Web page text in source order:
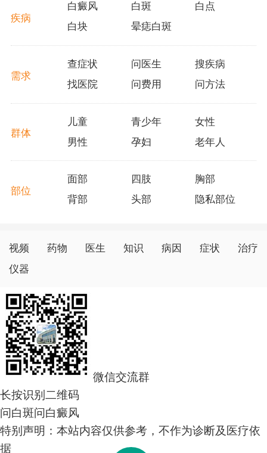
者可以通过合理饮食、适量运动、保持良好的睡眠和心情
舒畅等方法，增强自身免疫力，提高对疾病的抵抗能力。
3. 注意个人卫生
个人卫生对于预防和控制白点癫风病情的发展至关重
要。患者应保持身体清洁，勤换内衣内裤，避免共用毛
通过以上措施，患者可以在合理用药的前提下，辅助
胶囊时，应咨询医生的建议，并按照医生和药品说明书的
指导来用药，以获得更好的治疗结果。
疾病
白癜风 白斑
白点
白块
晕痣白斑
需求
查症状 问医生
搜疾病
找医院
问费用 问方法
群体
儿童 青少年
女性
男性
孕妇 老年人
部位
面部 四肢
胸部
背部
头部 隐私部位
视频 药物 医生 知识 病因 症状
治疗
仪器
微信交流群
长按识别二维码
问白斑问白癜风
特别声明：本站内容仅供参考，不作为诊断及医疗依
据